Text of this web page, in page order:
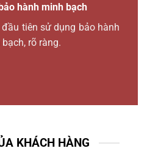
hành minh bạch
tiên sử dụng bảo hành
rõ ràng.
KHÁCH HÀNG